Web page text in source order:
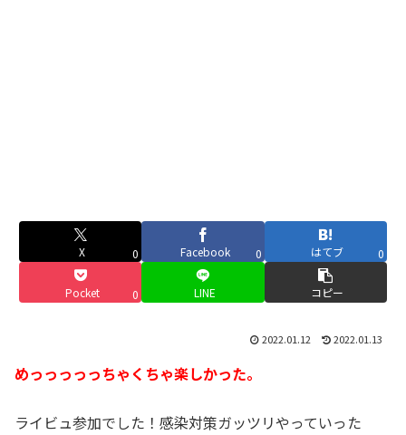
X 0 Facebook 0 はてブ 0
Pocket 0 LINE コピー
2022.01.12 2022.01.13
めっっっっっちゃくちゃ楽しかった。
ライビュ参加でした！感染対策ガッツリやっていった